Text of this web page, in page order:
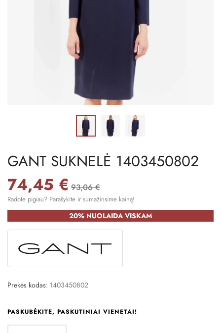
GANT SUKNELĖ 1403450802
74,45 € 93,06 €
Radote pigiau? Parašykite ir sumažinsime kainą!
20% NUOLAIDA VISKAM
Prekės kodas: 1403450802
PASKUBĖKITE, PASKUTINIAI VIENETAI!